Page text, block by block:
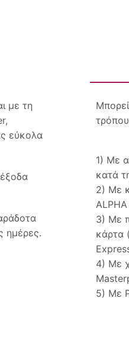
με τη
εύκολα
ημέρες.
1) Με
κατά
2) Με
3) Με
κάρτα
4) Με
5) Με